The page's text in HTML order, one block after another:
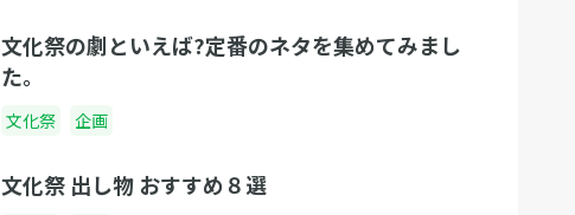
文化祭の劇といえば?定番のネタを集めてみまし
た。
文化祭 企画
文化祭 出し物 おすすめ８選